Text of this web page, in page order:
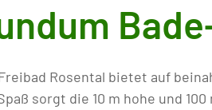
Rosental bietet auf
sorgt die 10 m hohe und